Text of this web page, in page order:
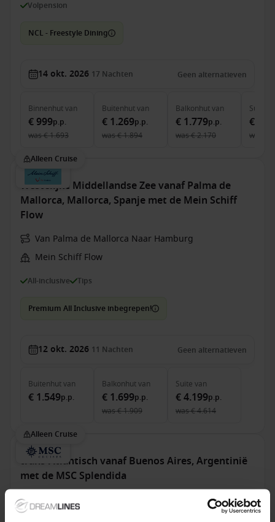
Volpension
NCL - Freestyle Dining
14 okt. 2026 17 Nachten Geen alternatieven
Binnenhutvan
€ 999p.p.
was€ 1.693
Buitenhutvan
€ 1.269p.p.
was€ 1.894
Balkonhutvan
€ 1.779p.p.
was€ 2.170
Suite
€
was
Alleen Cruise
Westelijke Middellandse Zee vanaf Palma de
Mallorca, Mallorca, Spanje met de Mein Schiff
Flow
Van Palma de Mallorca Naar Hamburg
Mein Schiff Flow
All-inclusive Tips
Premium All Inclusive inbegrepen!
12 okt. 2026 11 Nachten Geen alternatieven
Buitenhutvan
€ 1.549p.p.
Balkonhutvan
€ 1.699p.p.
was€ 1.909
Suite van
€ 4.199p.p.
was€ 4.614
Alleen Cruise
trans-Atlantisch vanaf Buenos Aires, Argentinië
met de MSC Splendida
Van Buenos Aires Naar Civitavecchia (Rome)